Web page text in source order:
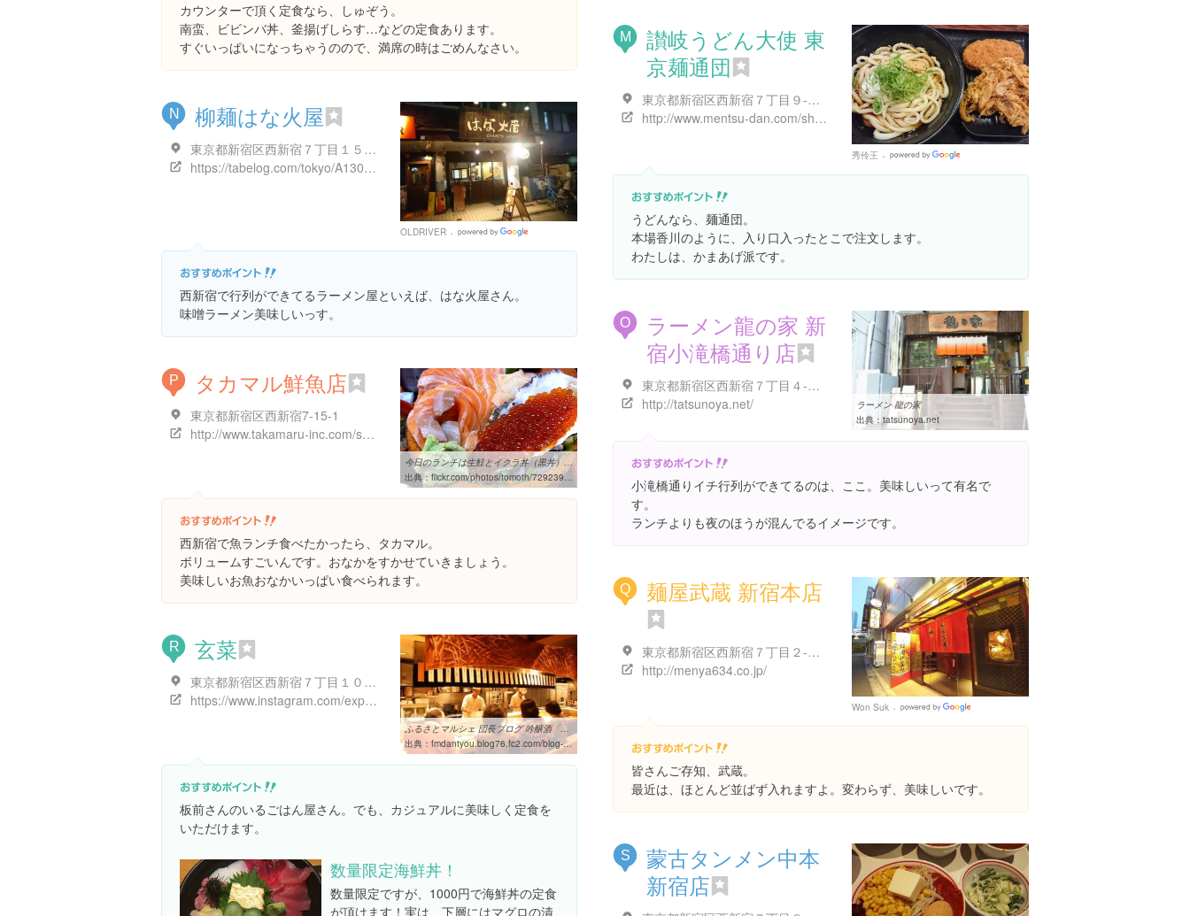
カウンターで頂く定食なら、しゅぞう。
南蛮、ビビンバ丼、釜揚げしらす…などの定食あります。
すぐいっぱいになっちゃうのので、満席の時はごめんなさい。
M
讃岐うどん大使 東
京麺通団
東京都新宿区西新宿７丁目９-１５ ダイカンプラザビジネス清田ビル １階
http://www.mentsu-dan.com/shop/shop_tokyo.html
秀伶王
Places
うどんなら、麺通団。
本場香川のように、入り口入ったとこで注文します。
わたしは、かまあげ派です。
N 柳麺はな火屋
東京都新宿区西新宿７丁目１５-１７ 井西ビル 1F
https://tabelog.com/tokyo/A1304/A130401/13004220/
OLDRIVER
Places
西新宿で行列ができてるラーメン屋といえば、はな火屋さん。
味噌ラーメン美味しいっす。
O
ラーメン龍の家 新
宿小滝橋通り店
東京都新宿区西新宿７丁目４-５ 冨士野ビル 1F
http://tatsunoya.net/
ラーメン 龍の家
出典： tatsunoya.net
小滝橋通りイチ行列ができてるのは、ここ。美味しいって有名で
す。
ランチよりも夜のほうが混んでるイメージです。
P タカマル鮮魚店
東京都新宿区西新宿7-15-1
http://www.takamaru-inc.com/shops#first
今日のランチは生鮭とイクラ丼（黒丼） ¥980 #lunch | at タカマル鮮魚 ...
出典： flickr.com/photos/tomoth/7292399972
西新宿で魚ランチ食べたかったら、タカマル。
ボリュームすごいんです。おなかをすかせていきましょう。
美味しいお魚おなかいっぱい食べられます。
Q 麺屋武蔵 新宿本店
東京都新宿区西新宿７丁目２-６ 西新宿Ｋ-１ビル 1F
http://menya634.co.jp/
Won Suk
Places
皆さんご存知、武蔵。
最近は、ほとんど並ばず入れますよ。変わらず、美味しいです。
R 玄菜
東京都新宿区西新宿７丁目１０番地１１
https://www.instagram.com/explore/locations/285062
ふるさとマルシェ 団長ブログ 吟醸酒「神谷（かべや）」が新宿割烹「玄 ...
出典： fmdantyou.blog76.fc2.com/blog-entry-365.html
板前さんのいるごはん屋さん。でも、カジュアルに美味しく定食を
いただけます。
数量限定海鮮丼！
数量限定ですが、1000円で海鮮丼の定食
が頂けます！実は、下層にはマグロの漬
S
蒙古タンメン中本
新宿店